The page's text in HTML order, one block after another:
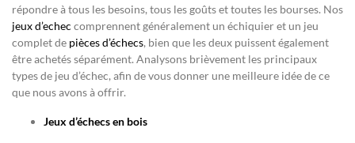
répondre à tous les besoins, tous les goûts et toutes les bourses. Nos
jeux d’echec comprennent généralement un échiquier et un jeu
complet de pièces d’échecs, bien que les deux puissent également
être achetés séparément. Analysons brièvement les principaux
types de jeu d’échec, afin de vous donner une meilleure idée de ce
que nous avons à offrir.
Jeux d’échecs en bois